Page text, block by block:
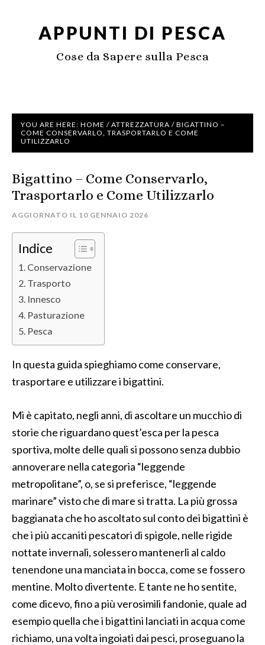
APPUNTI DI PESCA
Cose da Sapere sulla Pesca
YOU ARE HERE: HOME / ATTREZZATURA / BIGATTINO –
COME CONSERVARLO, TRASPORTARLO E COME
UTILIZZARLO
Bigattino – Come Conservarlo,
Trasportarlo e Come Utilizzarlo
AGGIORNATO IL 10 GENNAIO 2026
Indice
Conservazione
Trasporto
Innesco
Pasturazione
Pesca
In questa guida spieghiamo come conservare,
trasportare e utilizzare i bigattini.
Mi è capitato, negli anni, di ascoltare un mucchio di
storie che riguardano quest’esca per la pesca
sportiva, molte delle quali si possono senza dubbio
annoverare nella categoria “leggende
metropolitane”, o, se si preferisce, “leggende
marinare” visto che di mare si tratta. La più grossa
baggianata che ho ascoltato sul conto dei bigattini è
che i più accaniti pescatori di spigole, nelle rigide
nottate invernali, solessero mantenerli al caldo
tenendone una manciata in bocca, come se fossero
mentine. Molto divertente. E tante ne ho sentite,
come dicevo, fino a più verosimili fandonie, quale ad
esempio quella che i bigattini lanciati in acqua come
richiamo, una volta ingoiati dai pesci, proseguano la